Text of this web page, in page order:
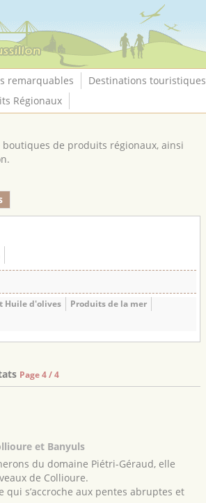
remarquables Destinations touristiques
Régionaux
de produits régionaux, ainsi
Huile d'olives
Produits de la mer
Page 4 / 4
et Banyuls
du domaine Piétri-Géraud, elle
de Collioure.
s’accroche aux pentes abruptes et